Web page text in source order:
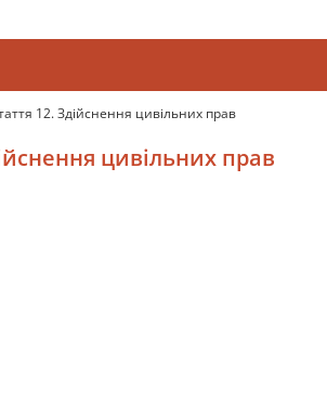
12. Здійснення цивільних прав
цивільних прав